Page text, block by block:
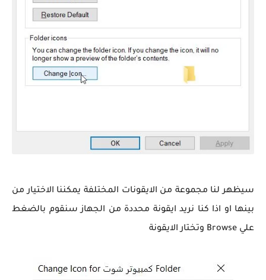
سيظهر لنا مجموعة من الايقونات المختلفة يمكننا الاختيار من
بينها او اذا كنا نريد ايقونة محددة من الجهاز سنقوم بالضغط
علي Browse وتختار الايقونة